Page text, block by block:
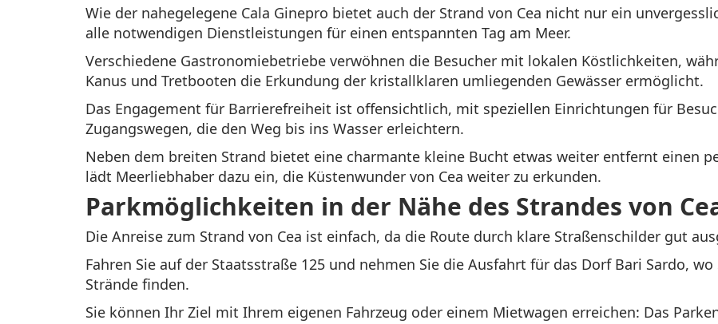
Wie der nahegelegene Cala Ginepro bietet auch der Strand von Cea nicht nur ein
alle notwendigen Dienstleistungen für einen entspannten Tag am Meer.
Verschiedene Gastronomiebetriebe verwöhnen die Besucher mit lokalen Köstlichkeiten,
Kanus und Tretbooten die Erkundung der kristallklaren umliegenden Gewässer ermöglicht.
Das Engagement für Barrierefreiheit ist offensichtlich, mit speziellen Einrichtungen für
Zugangswegen, die den Weg bis ins Wasser erleichtern.
Neben dem breiten Strand bietet eine charmante kleine Bucht etwas weiter entfernt einen
lädt Meerliebhaber dazu ein, die Küstenwunder von Cea weiter zu erkunden.
Parkmöglichkeiten in der Nähe des Strandes von
Die Anreise zum Strand von Cea ist einfach, da die Route durch klare Straßenschilder gut
Fahren Sie auf der Staatsstraße 125 und nehmen Sie die Ausfahrt für das Dorf Bari Sardo,
Strände finden.
Sie können Ihr Ziel mit Ihrem eigenen Fahrzeug oder einem Mietwagen erreichen: Das